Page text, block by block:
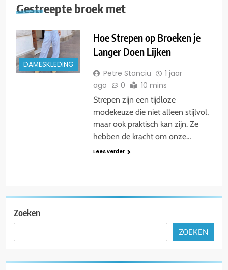
Gestreepte broek met
DAMESKLEDING
Hoe Strepen op Broeken je
Langer Doen Lijken
Petre Stanciu
1 jaar
ago
0 10 mins
Strepen zijn een tijdloze
modekeuze die niet alleen stijlvol,
maar ook praktisch kan zijn. Ze
hebben de kracht om onze…
Lees verder
Zoeken
ZOEKEN